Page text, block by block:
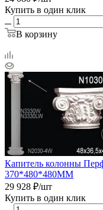
Купить в один клик
В корзину
Капитель колонны
370*480*480ММ
29 928 ₽/шт
Купить в один клик